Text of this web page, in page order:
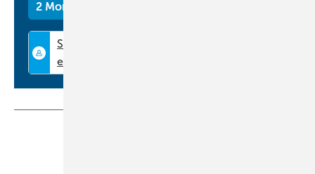
2 Monate kostenlos testen